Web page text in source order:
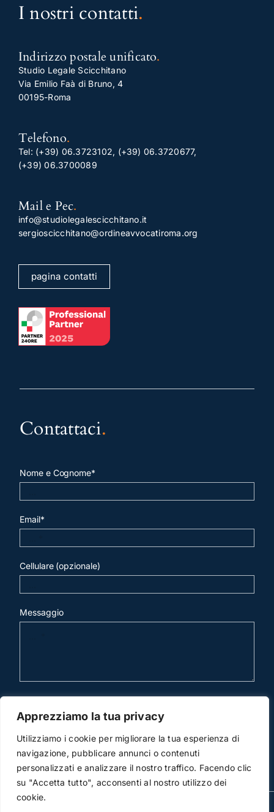
Apprezziamo la tua privacy
Utilizziamo i cookie per migliorare la tua esperienza di
navigazione, pubblicare annunci o contenuti
personalizzati e analizzare il nostro traffico. Facendo clic
su "Accetta tutto", acconsenti al nostro utilizzo dei
cookie.
I nostri contatti.
Indirizzo postale unificato.
Studio Legale Scicchitano
Via Emilio Faà di Bruno, 4
00195-Roma
Telefono.
Tel: (+39) 06.3723102, (+39) 06.3720677,
(+39) 06.3700089
Mail e Pec.
info@studiolegalescicchitano.it
sergioscicchitano@ordineavvocatiroma.org
pagina contatti
Contattaci.
Nome e Cognome*
Email*
Cellulare (opzionale)
Messaggio
invia mail